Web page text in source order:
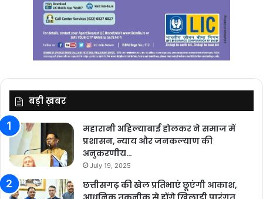
बड़ी ख़बर
महारानी अहिल्याबाई होलकर ने समाज में
प्रशासन, न्याय और जनकल्याण की
अनुकरणीय…
July 19, 2025
छत्तीसगढ़ की खेल प्रतिभाएं छूएंगी आकाश,